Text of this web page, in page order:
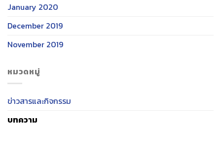
January 2020
December 2019
November 2019
หมวดหมู่
ข่าวสารและกิจกรรม
บทความ